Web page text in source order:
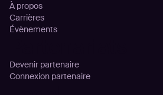
À propos
Carrières
Évènements
Devenir partenaire
Connexion partenaire